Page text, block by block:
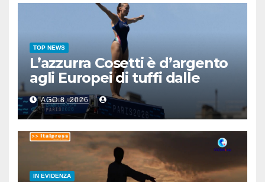
TOP NEWS
L’azzurra Cosetti è d’argento
agli Europei di tuffi dalle
grandi altezze
AGO 8, 2026
IN EVIDENZA